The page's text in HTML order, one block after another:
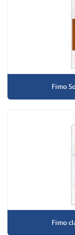
Fimo
Fimo